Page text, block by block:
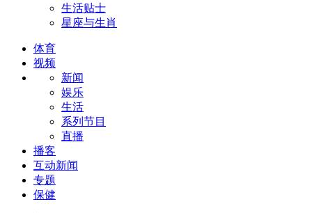
生活贴士
星座与生肖
体育
视频
新闻
娱乐
生活
系列节目
直播
播客
互动新闻
专题
保健